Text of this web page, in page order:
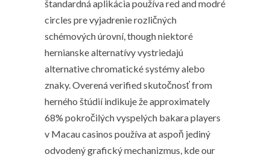
štandardná aplikácia používa red and modré
circles pre vyjadrenie rozličných
schémových úrovní, though niektoré
hernianske alternatívy vystriedajú
alternative chromatické systémy alebo
znaky. Overená verified skutočnosť from
herného štúdií indikuje že approximately
68% pokročilých vyspelých bakara players
v Macau casinos používa at aspoň jediný
odvodený grafický mechanizmus, kde our